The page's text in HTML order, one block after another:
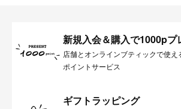
新規入会＆購入で1000pプ
店舗とオンラインブティックで使え
ポイントサービス
ギフトラッピング